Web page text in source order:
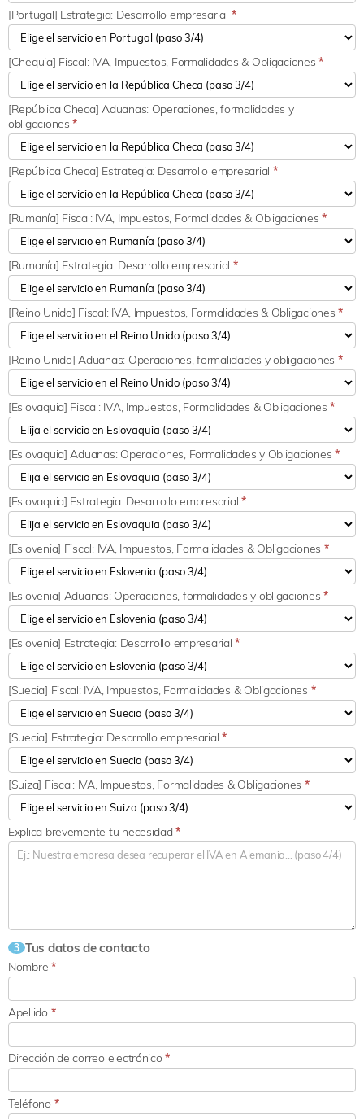
[Portugal] Estrategia: Desarrollo empresarial *
[Chequia] Fiscal: IVA, Impuestos, Formalidades & Obligaciones*
[República Checa] Aduanas: Operaciones, formalidades y
obligaciones*
[República Checa] Estrategia: Desarrollo empresarial *
[Rumanía] Fiscal: IVA, Impuestos, Formalidades & Obligaciones*
[Rumanía] Estrategia: Desarrollo empresarial *
[Reino Unido] Fiscal: IVA, Impuestos, Formalidades & Obligaciones*
[Reino Unido] Aduanas: Operaciones, formalidades y obligaciones *
[Eslovaquia] Fiscal: IVA, Impuestos, Formalidades & Obligaciones*
[Eslovaquia] Aduanas: Operaciones, Formalidades y Obligaciones *
[Eslovaquia] Estrategia: Desarrollo empresarial*
[Eslovenia] Fiscal: IVA, Impuestos, Formalidades & Obligaciones *
[Eslovenia] Aduanas: Operaciones, formalidades y obligaciones*
[Eslovenia] Estrategia: Desarrollo empresarial*
[Suecia] Fiscal: IVA, Impuestos, Formalidades & Obligaciones *
[Suecia] Estrategia: Desarrollo empresarial*
[Suiza] Fiscal: IVA, Impuestos, Formalidades & Obligaciones *
Explica brevemente tu necesidad*
3 Tus datos de contacto
Nombre*
Apellido *
Dirección de correo electrónico*
Teléfono *